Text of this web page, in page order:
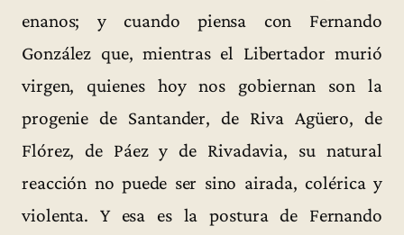
enanos; y cuando piensa con Fernando
González que, mientras el Libertador murió
virgen, quienes hoy nos gobiernan son la
progenie de Santander, de Riva Agüero, de
Flórez, de Páez y de Rivadavia, su natural
reacción no puede ser sino airada, colérica y
violenta. Y esa es la postura de Fernando